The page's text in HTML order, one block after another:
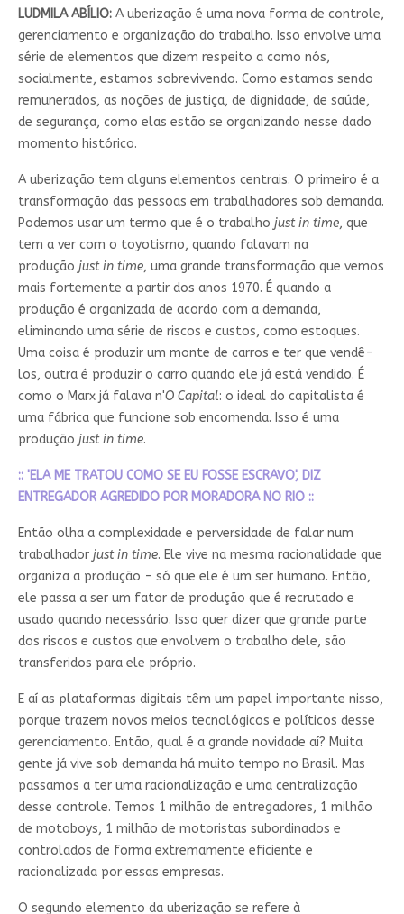
LUDMILA ABÍLIO:A uberização é uma nova forma de controle,
gerenciamento e organização do trabalho. Isso envolve uma
série de elementos que dizem respeito a como nós,
socialmente, estamos sobrevivendo. Como estamos sendo
remunerados, as noções de justiça, de dignidade, de saúde,
de segurança, como elas estão se organizando nesse dado
momento histórico.
A uberização tem alguns elementos centrais. O primeiro é a
transformação das pessoas em trabalhadores sob demanda.
Podemos usar um termo que é o trabalho just in time, que
tem a ver com o toyotismo, quando falavam na
produção just in time, uma grande transformação que vemos
mais fortemente a partir dos anos 1970. É quando a
produção é organizada de acordo com a demanda,
eliminando uma série de riscos e custos, como estoques.
Uma coisa é produzir um monte de carros e ter que vendê-
los, outra é produzir o carro quando ele já está vendido. É
como o Marx já falava n'O Capital: o ideal do capitalista é
uma fábrica que funcione sob encomenda. Isso é uma
produção just in time.
:: 'ELA ME TRATOU COMO SE EU FOSSE ESCRAVO', DIZ
ENTREGADOR AGREDIDO POR MORADORA NO RIO ::
Então olha a complexidade e perversidade de falar num
trabalhador just in time. Ele vive na mesma racionalidade que
organiza a produção - só que ele é um ser humano. Então,
ele passa a ser um fator de produção que é recrutado e
usado quando necessário. Isso quer dizer que grande parte
dos riscos e custos que envolvem o trabalho dele, são
transferidos para ele próprio.
E aí as plataformas digitais têm um papel importante nisso,
porque trazem novos meios tecnológicos e políticos desse
gerenciamento. Então, qual é a grande novidade aí? Muita
gente já vive sob demanda há muito tempo no Brasil. Mas
passamos a ter uma racionalização e uma centralização
desse controle. Temos 1 milhão de entregadores, 1 milhão
de motoboys, 1 milhão de motoristas subordinados e
controlados de forma extremamente eficiente e
racionalizada por essas empresas.
O segundo elemento da uberização se refere à